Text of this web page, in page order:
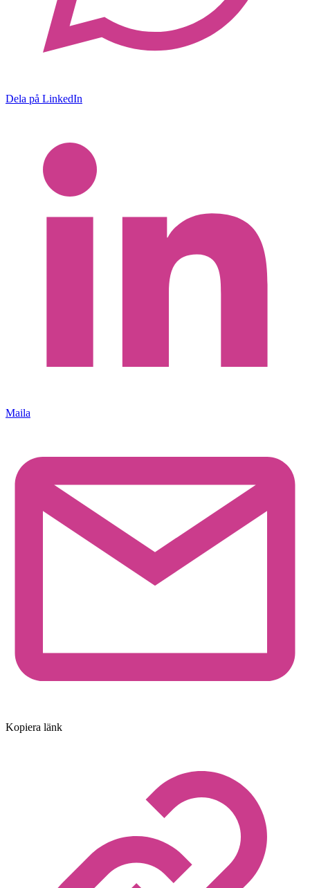
Dela på LinkedIn
Maila
Kopiera länk